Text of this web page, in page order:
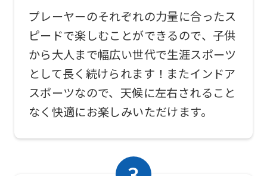
プレーヤーのそれぞれの力量に合ったス
ピードで楽しむことができるので、子供
から大人まで幅広い世代で生涯スポーツ
として長く続けられます！またインドア
スポーツなので、天候に左右されること
なく快適にお楽しみいただけます。
to
return
to
the
top
page.
if
you